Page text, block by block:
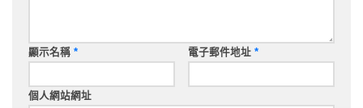
顯示名稱 * 電子郵件地址 *
個人網站網址